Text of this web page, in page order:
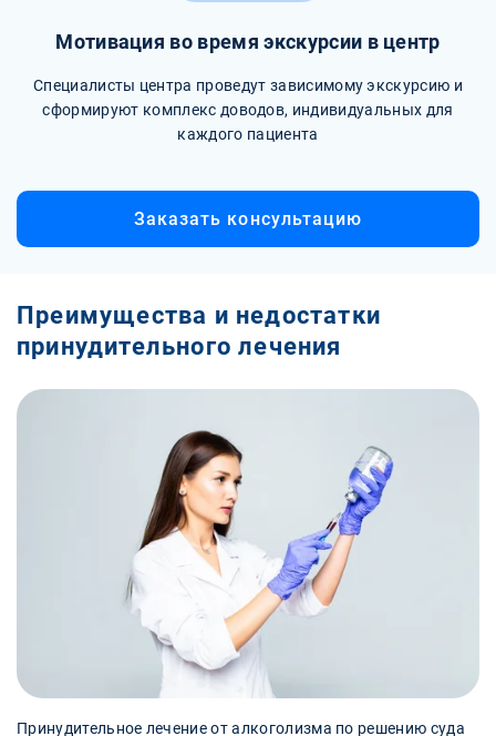
Мотивация во время экскурсии в центр
Специалисты центра проведут зависимому экскурсию и
сформируют комплекс доводов, индивидуальных для
каждого пациента
Заказать консультацию
Преимущества и недостатки
принудительного лечения
Принудительное лечение от алкоголизма по решению суда